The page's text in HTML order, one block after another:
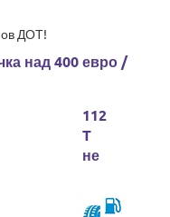
ДОТ!
над 400 евро /
112
T
не